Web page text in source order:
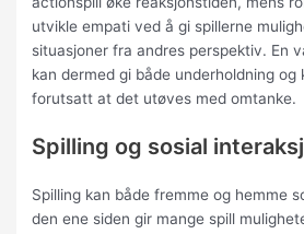
utvikle empati ved å gi spillerne
situasjoner fra andres perspektiv. En
kan dermed gi både underholdning og
forutsatt at det utøves med omtanke.
Spilling og sosial
Spilling kan både fremme og hemme
den ene siden gir mange spill